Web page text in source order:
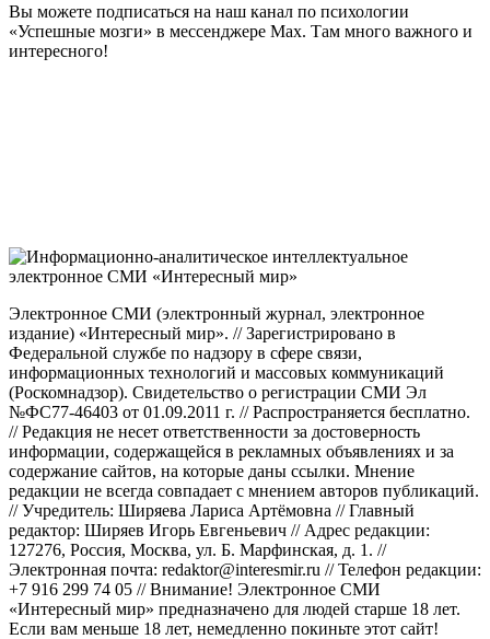
Вы можете подписаться на наш канал по психологии
«Успешные мозги» в мессенджере Max. Там много важного и
интересного!
Электронное СМИ (электронный журнал, электронное
издание) «Интересный мир». // Зарегистрировано в
Федеральной службе по надзору в сфере связи,
информационных технологий и массовых коммуникаций
(Роскомнадзор). Свидетельство о регистрации СМИ Эл
№ФС77-46403 от 01.09.2011 г. // Распространяется бесплатно.
// Редакция не несет ответственности за достоверность
информации, содержащейся в рекламных объявлениях и за
содержание сайтов, на которые даны ссылки. Мнение
редакции не всегда совпадает с мнением авторов публикаций.
// Учредитель: Ширяева Лариса Артёмовна // Главный
редактор: Ширяев Игорь Евгеньевич // Адрес редакции:
127276, Россия, Москва, ул. Б. Марфинская, д. 1. //
Электронная почта: redaktor@interesmir.ru // Телефон редакции:
+7 916 299 74 05 // Внимание! Электронное СМИ
«Интересный мир» предназначено для людей старше 18 лет.
Если вам меньше 18 лет, немедленно покиньте этот сайт!